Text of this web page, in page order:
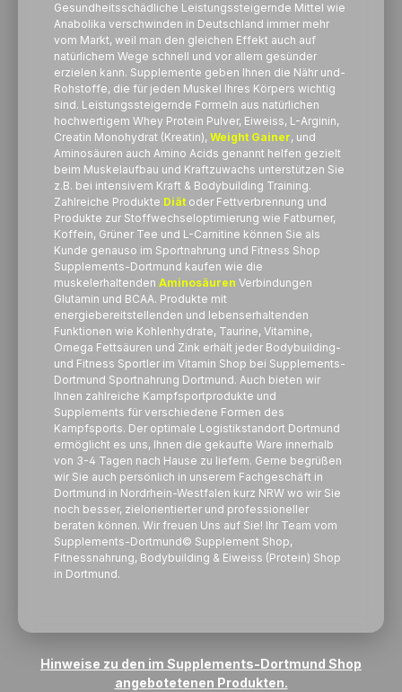
Gesundheitsschädliche Leistungssteigernde Mittel wie
Anabolika verschwinden in Deutschland immer mehr
vom Markt, weil man den gleichen Effekt auch auf
natürlichem Wege schnell und vor allem gesünder
erzielen kann. Supplemente geben Ihnen die Nähr und-
Rohstoffe, die für jeden Muskel Ihres Körpers wichtig
sind. Leistungssteigernde Formeln aus natürlichen
hochwertigem Whey Protein Pulver, Eiweiss, L-Arginin,
Creatin Monohydrat (Kreatin), Weight Gainer, und
Aminosäuren auch Amino Acids genannt helfen gezielt
beim Muskelaufbau und Kraftzuwachs unterstützen Sie
z.B. bei intensivem Kraft & Bodybuilding Training.
Zahlreiche Produkte Diät oder Fettverbrennung und
Produkte zur Stoffwechseloptimierung wie Fatburner,
Koffein, Grüner Tee und L-Carnitine können Sie als
Kunde genauso im Sportnahrung und Fitness Shop
Supplements-Dortmund kaufen wie die
muskelerhaltenden Aminosäuren Verbindungen
Glutamin und BCAA. Produkte mit
energiebereitstellenden und lebenserhaltenden
Funktionen wie Kohlenhydrate, Taurine, Vitamine,
Omega Fettsäuren und Zink erhält jeder Bodybuilding-
und Fitness Sportler im Vitamin Shop bei Supplements-
Dortmund Sportnahrung Dortmund. Auch bieten wir
Ihnen zahlreiche Kampfsportprodukte und
Supplements für verschiedene Formen des
Kampfsports. Der optimale Logistikstandort Dortmund
ermöglicht es uns, Ihnen die gekaufte Ware innerhalb
von 3-4 Tagen nach Hause zu liefern. Gerne begrüßen
wir Sie auch persönlich in unserem Fachgeschäft in
Dortmund in Nordrhein-Westfalen kurz NRW wo wir Sie
noch besser, zielorientierter und professioneller
beraten können. Wir freuen Uns auf Sie! Ihr Team vom
Supplements-Dortmund© Supplement Shop,
Fitnessnahrung, Bodybuilding & Eiweiss (Protein) Shop
in Dortmund.
Hinweise zu den im Supplements-Dortmund Shop
angebotetenen Produkten.